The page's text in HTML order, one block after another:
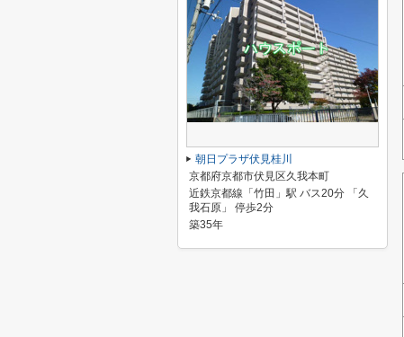
朝日プラザ伏見桂川
京都府京都市伏見区久我本町
近鉄京都線「竹田」駅 バス20分 「久
我石原」 停歩2分
築35年